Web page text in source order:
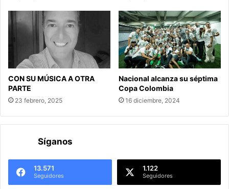
CON SU MÚSICA A OTRA
PARTE
23 febrero, 2025
Nacional alcanza su séptima
Copa Colombia
16 diciembre, 2024
Síganos
13.571
Seguidores
1.122
Seguidores